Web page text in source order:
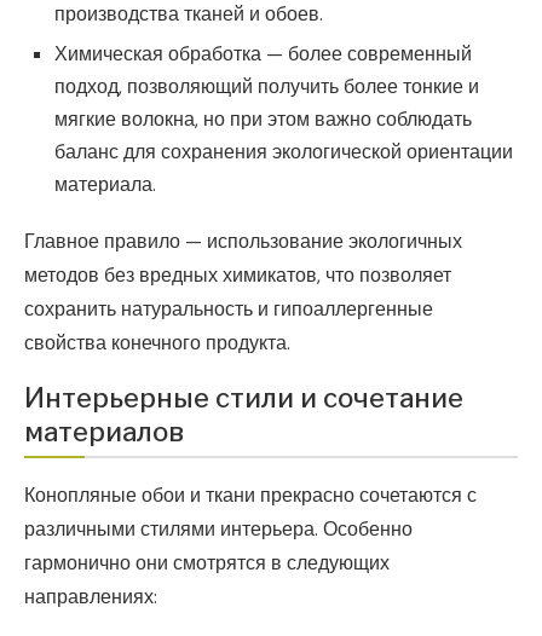
производства тканей и обоев.
Химическая обработка — более современный
подход, позволяющий получить более тонкие и
мягкие волокна, но при этом важно соблюдать
баланс для сохранения экологической ориентации
материала.
Главное правило — использование экологичных
методов без вредных химикатов, что позволяет
сохранить натуральность и гипоаллергенные
свойства конечного продукта.
Интерьерные стили и сочетание
материалов
Конопляные обои и ткани прекрасно сочетаются с
различными стилями интерьера. Особенно
гармонично они смотрятся в следующих
направлениях: